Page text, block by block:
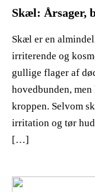
Skæl: Årsager,
Skæl er en
irriterende og
gullige flager af
hovedbunden, men
kroppen. Selvom
irritation og tør
[…]